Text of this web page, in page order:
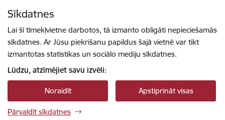
Sīkdatnes
Lai šī tīmekļvietne darbotos, tā izmanto obligāti nepieciešamās
sīkdatnes. Ar Jūsu piekrišanu papildus šajā vietnē var tikt
izmantotas statistikas un sociālo mediju sīkdatnes.
Lūdzu, atzīmējiet savu izvēli:
Noraidīt Apstiprināt visas
Pārvaldīt sīkdatnes